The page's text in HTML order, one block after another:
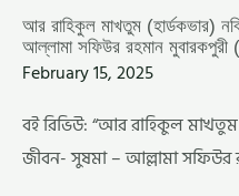
আর রাহিকুল মাখতুম (হার্ডকভার)
আল্লামা সফিউর রহমান মুবারকপুরী
February 15, 2025
বই রিভিউ: “আর রাহিকুল মাখতুম
জীবন- সুষমা – আল্লামা সফিউর